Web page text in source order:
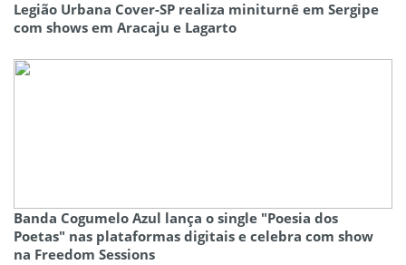
Legião Urbana Cover-SP realiza miniturnê em Sergipe
com shows em Aracaju e Lagarto
Banda Cogumelo Azul lança o single "Poesia dos
Poetas" nas plataformas digitais e celebra com show
na Freedom Sessions